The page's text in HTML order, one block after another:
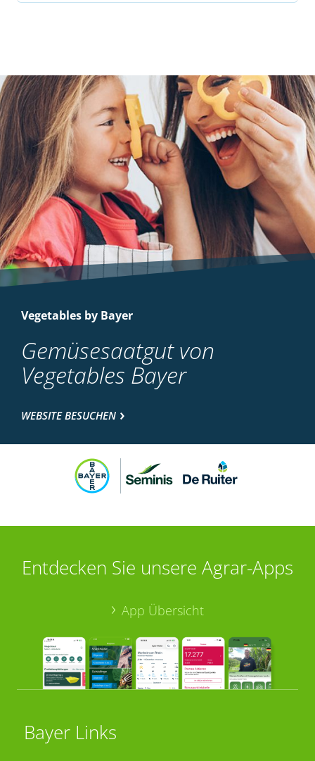
Vegetables by Bayer
Gemüsesaatgut von
Vegetables Bayer
WEBSITE BESUCHEN
Entdecken Sie unsere Agrar-Apps
App Übersicht
Bayer Links